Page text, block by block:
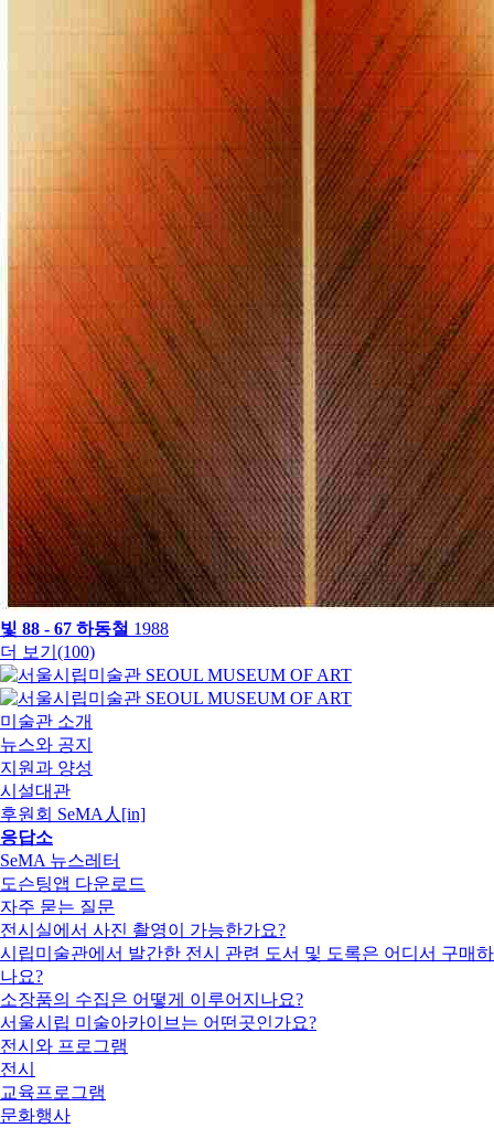
빛 88 - 67 하동철 1988
더 보기(100)
미술관 소개
뉴스와 공지
지원과 양성
시설대관
후원회 SeMA人[in]
응답소
SeMA 뉴스레터
도슨팅앱 다운로드
자주 묻는 질문
전시실에서 사진 촬영이 가능한가요?
시립미술관에서 발간한 전시 관련 도서 및 도록은 어디서 구매하
나요?
소장품의 수집은 어떻게 이루어지나요?
서울시립 미술아카이브는 어떤곳인가요?
전시와 프로그램
전시
교육프로그램
문화행사